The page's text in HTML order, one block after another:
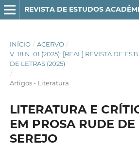
REVISTA DE ESTUDOS
INÍCIO / ACERVO /
V. 18 N. 01 (2025): [REAL] REVISTA DE
DE LETRAS (2025)
/
Artigos - Literatura
LITERATURA E
EM PROSA RUDE DE
SEREJO